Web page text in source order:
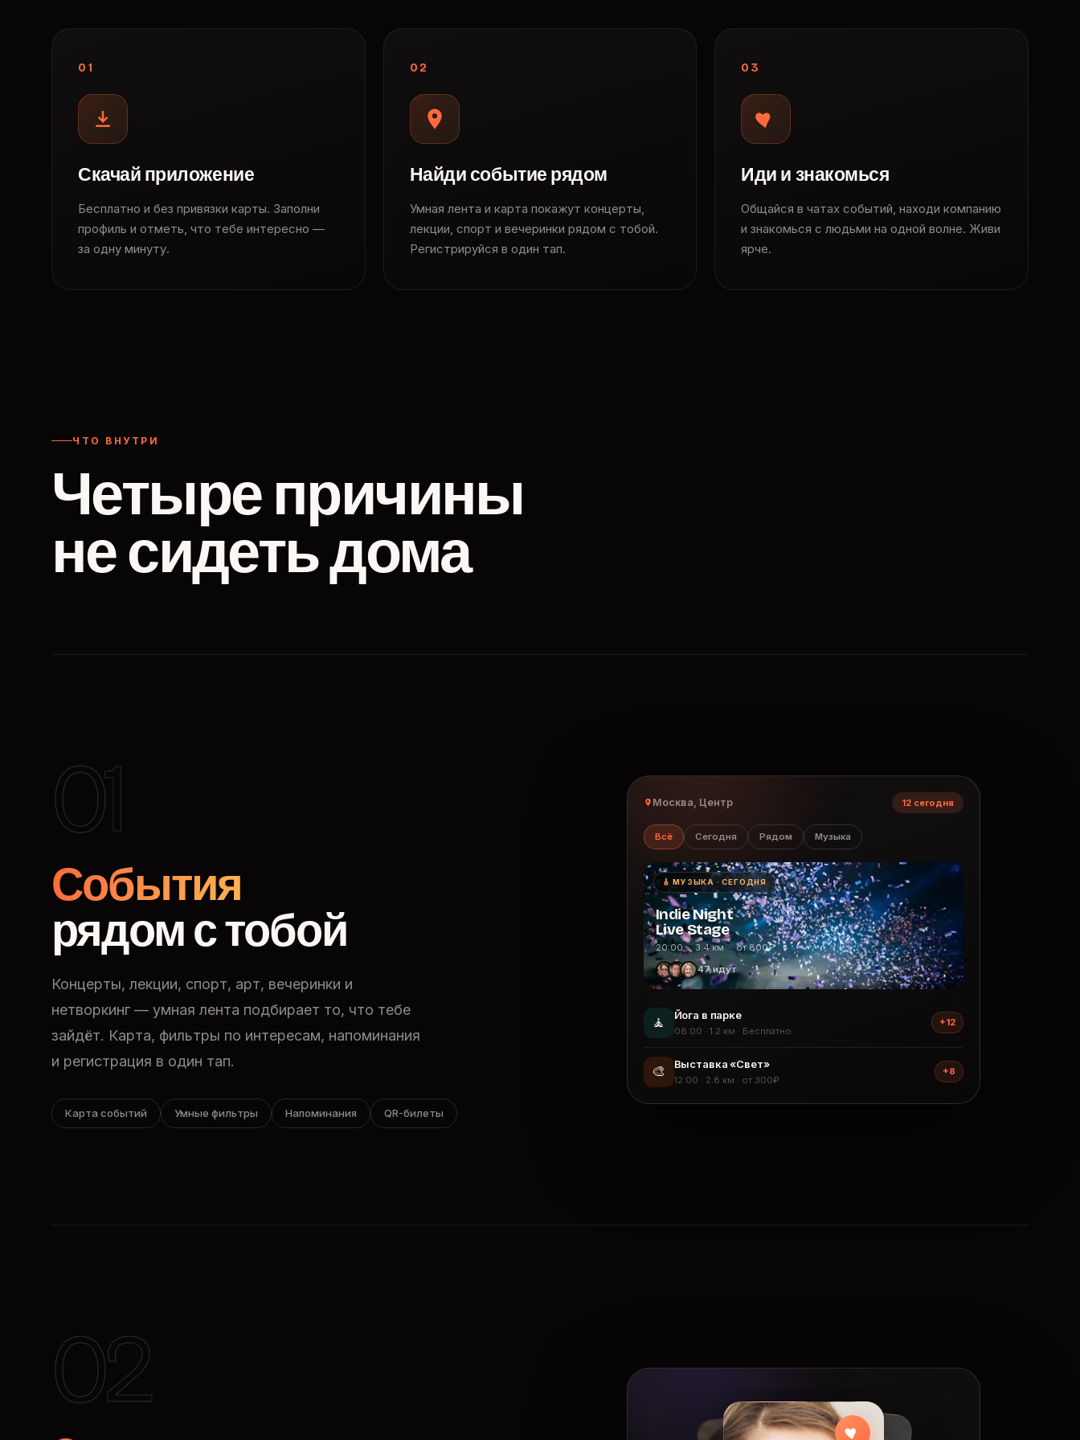
01
Скачай приложение
Бесплатно и без привязки карты. Заполни
профиль и отметь, что тебе интересно —
за одну минуту.
02
Найди событие рядом
Умная лента и карта покажут концерты,
лекции, спорт и вечеринки рядом с тобой.
Регистрируйся в один тап.
03
Иди и знакомься
Общайся в чатах событий, находи компанию
и знакомься с людьми на одной волне. Живи
ярче.
ЧТО ВНУТРИ
Четыре причины
не сидеть дома
01
События
рядом с тобой
Концерты, лекции, спорт, арт, вечеринки и
нетворкинг — умная лента подбирает то, что тебе
зайдёт. Карта, фильтры по интересам, напоминания
и регистрация в один тап.
Карта событий Умные фильтры Напоминания QR-билеты
Москва, Центр 12 сегодня
Всё Сегодня Рядом Музыка
🎸 МУЗЫКА · СЕГОДНЯ
Indie Night
Live Stage
20:00 · 3.4 км · от 800₽
47 идут
🧘 Йога в парке
08:00 · 1.2 км · Бесплатно
+12
🎨 Выставка «Свет»
12:00 · 2.8 км · от 300₽
+8
02